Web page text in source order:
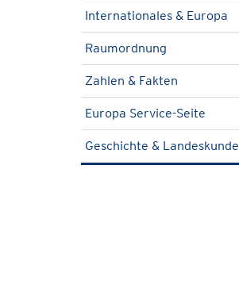
Internationales & Europa
Raumordnung
Zahlen & Fakten
Europa Service-Seite
Geschichte & Landeskunde